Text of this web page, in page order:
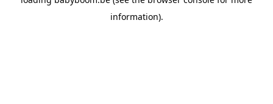
information).